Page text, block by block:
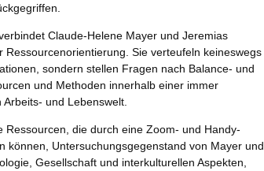
Claude-Helene Mayer und Jeremias
Ressourcenorientierung. Sie verteufeln keineswegs
sondern stellen Fragen nach Balance- und
und Methoden innerhalb einer immer
und Lebenswelt.
Ressourcen, die durch eine Zoom- und Handy-
können, Untersuchungsgegenstand von Mayer und
Gesellschaft und interkulturellen Aspekten,